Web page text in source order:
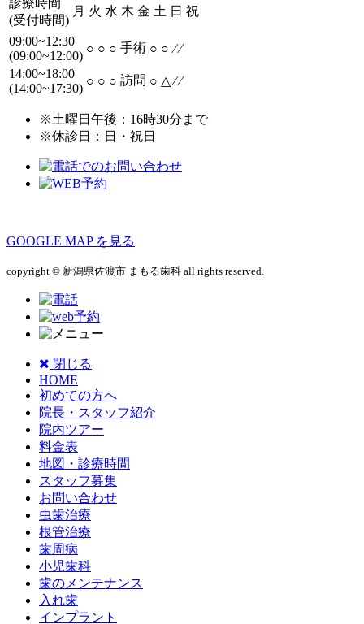
診療時間
(受付時間)
月 火 水 木 金 土 日 祝
09:00~12:30
(09:00~12:00)
○ ○ ○ 手術 ○ ○ ⁄ ⁄
14:00~18:00
(14:00~17:30)
○ ○ ○ 訪問 ○ △ ⁄ ⁄
※土曜日午後：16時30分まで
※休診日：日・祝日
GOOGLE MAP を見る
copyright © 新潟県佐渡市 まもる歯科 all rights reserved.
閉じる
HOME
初めての方へ
院長・スタッフ紹介
院内ツアー
料金表
地図・診療時間
スタッフ募集
お問い合わせ
虫歯治療
根管治療
歯周病
小児歯科
歯のメンテナンス
入れ歯
インプラント